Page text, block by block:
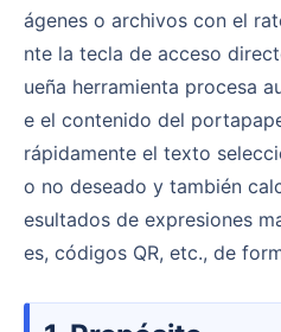
ágenes o archivos con el
nte la tecla de acceso
ueña herramienta procesa
e el contenido del
rápidamente el texto
o no deseado y también
esultados de expresiones
es, códigos QR, etc., de